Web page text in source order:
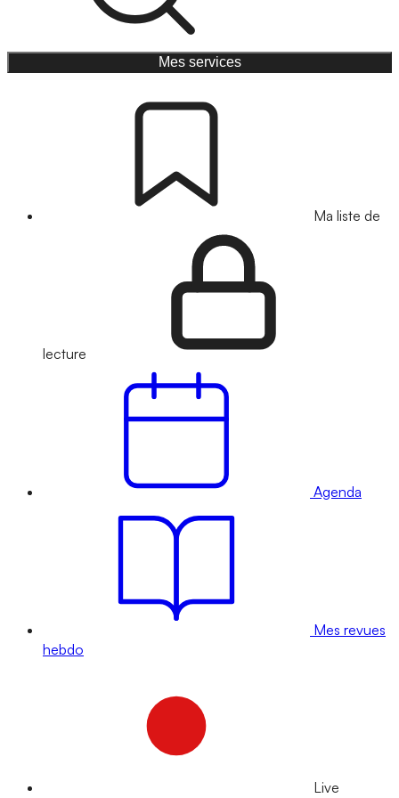
Mes services
Ma liste de
lecture
Agenda
Mes revues
hebdo
Live